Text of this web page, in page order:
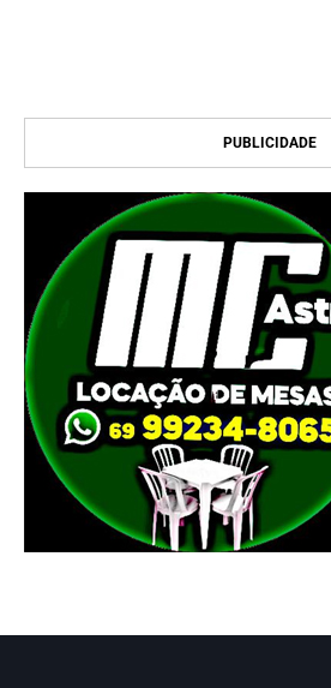
PUBLICIDADE